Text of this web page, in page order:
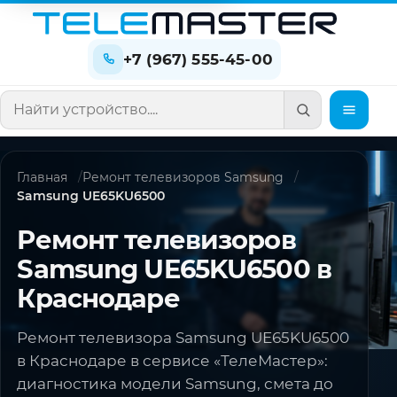
+7 (967) 555-45-00
Поиск по сайту
Главная
Ремонт телевизоров Samsung
Samsung UE65KU6500
Ремонт телевизоров
Samsung UE65KU6500 в
Краснодаре
Ремонт телевизора Samsung UE65KU6500
в Краснодаре в сервисе «ТелеМастер»:
диагностика модели Samsung, смета до